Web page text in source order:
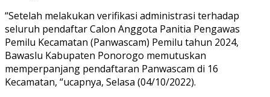
“Setelah melakukan verifikasi administrasi terhadap
seluruh pendaftar Calon Anggota Panitia Pengawas
Pemilu Kecamatan (Panwascam) Pemilu tahun 2024,
Bawaslu Kabupaten Ponorogo memutuskan
memperpanjang pendaftaran Panwascam di 16
Kecamatan, “ucapnya, Selasa (04/10/2022).